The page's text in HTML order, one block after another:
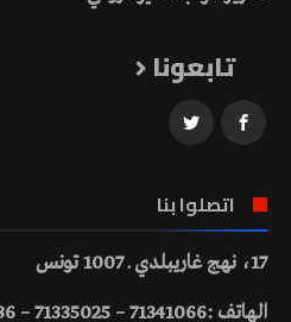
تابعونا
اتصلوا بنا
17، نهج غاريبلدي ـ 1007 تونس
الهاتف :71341066 – 71335025 – 71336386